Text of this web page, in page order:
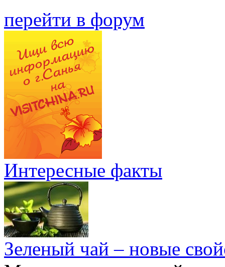
перейти в форум
Интересные факты
Зеленый чай – новые